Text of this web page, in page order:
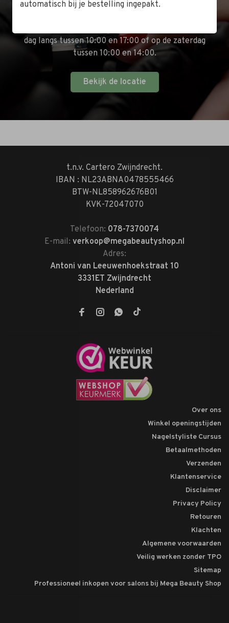
Naast de online shop hebben wij ook een fysieke
dag langs tussen 10:00 en 17:00 of op de zaterdag
tussen 10:00 en 14:00.
Bekijk de locatie
t.n.v. Cartero Zwijndrecht.
IBAN : NL23ABNA0478555466
BTW-NL858962676B01
KVK-72047070
Telefoon: 078-7370074
E-mail: verkoop@megabeautyshop.nl
Adres:
Antoni van Leeuwenhoekstraat 10
3331ET Zwijndrecht
Nederland
Over ons
Winkel openingstijden
Nagelstyliste Cursus
Betaalmethoden
Verzenden
Klantenservice
Disclaimer
Privacy Policy
Retouren
Klachten
Algemene voorwaarden
Veilig werken zonder TPO
Sitemap
Professioneel inkopen voor salons bij Mega Beauty Shop
automatisch bij je bestelling ingepakt.